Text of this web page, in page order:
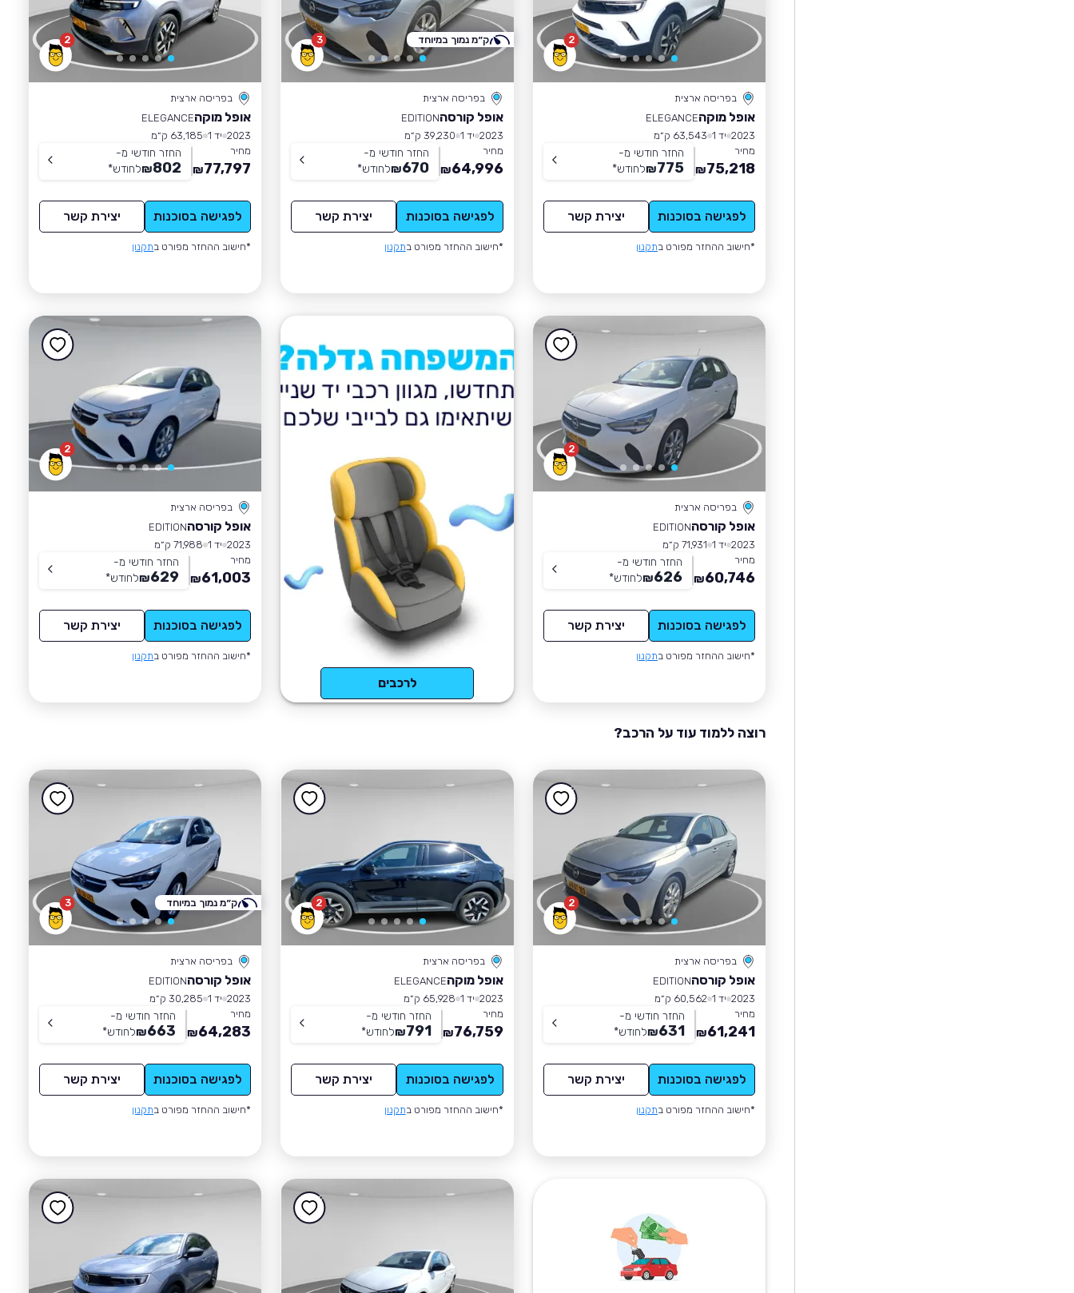
2
בפריסה ארצית
אופל מוקהELEGANCE
2023 יד 1
63,543 ק״מ
מחיר
75,218
₪
החזר חודשי מ-
775
₪לחודש*
לפגישה בסוכנות יצירת קשר
*חישוב ההחזר מפורט בתקנון
3
בפריסה ארצית
אופל קורסהEDITION
2023 יד 1
39,230 ק״מ
מחיר
64,996
₪
החזר חודשי מ-
670
₪לחודש*
לפגישה בסוכנות יצירת קשר
*חישוב ההחזר מפורט בתקנון
ק״מ נמוך במיוחד 2
בפריסה ארצית
אופל מוקהELEGANCE
2023 יד 1
63,185 ק״מ
מחיר
77,797
₪
החזר חודשי מ-
802
₪לחודש*
לפגישה בסוכנות יצירת קשר
*חישוב ההחזר מפורט בתקנון
2
בפריסה ארצית
אופל קורסהEDITION
2023 יד 1
71,931 ק״מ
מחיר
60,746
₪
החזר חודשי מ-
626
₪לחודש*
לפגישה בסוכנות יצירת קשר
*חישוב ההחזר מפורט בתקנון
לרכבים
2
בפריסה ארצית
אופל קורסהEDITION
2023 יד 1
71,988 ק״מ
מחיר
61,003
₪
החזר חודשי מ-
629
₪לחודש*
לפגישה בסוכנות יצירת קשר
*חישוב ההחזר מפורט בתקנון
רוצה ללמוד עוד על הרכב?
2
בפריסה ארצית
אופל קורסהEDITION
2023 יד 1
60,562 ק״מ
מחיר
61,241
₪
החזר חודשי מ-
631
₪לחודש*
לפגישה בסוכנות יצירת קשר
*חישוב ההחזר מפורט בתקנון
2
בפריסה ארצית
אופל מוקהELEGANCE
2023 יד 1
65,928 ק״מ
מחיר
76,759
₪
החזר חודשי מ-
791
₪לחודש*
לפגישה בסוכנות יצירת קשר
*חישוב ההחזר מפורט בתקנון
3
בפריסה ארצית
אופל קורסהEDITION
2023 יד 1
30,285 ק״מ
מחיר
64,283
₪
החזר חודשי מ-
663
₪לחודש*
לפגישה בסוכנות יצירת קשר
*חישוב ההחזר מפורט בתקנון
ק״מ נמוך במיוחד